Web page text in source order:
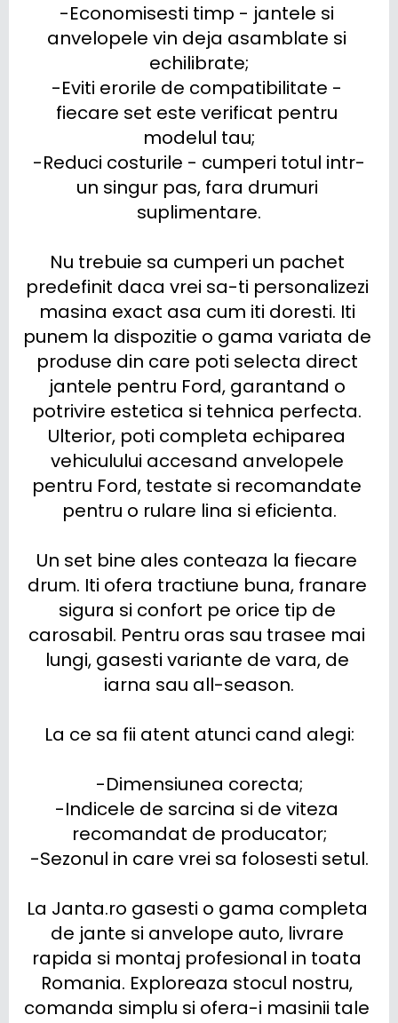
-Economisesti timp - jantele si
anvelopele vin deja asamblate si
echilibrate;
-Eviti erorile de compatibilitate -
fiecare set este verificat pentru
modelul tau;
-Reduci costurile - cumperi totul intr-
un singur pas, fara drumuri
suplimentare.
Nu trebuie sa cumperi un pachet
predefinit daca vrei sa-ti personalizezi
masina exact asa cum iti doresti. Iti
punem la dispozitie o gama variata de
produse din care poti selecta direct
jantele pentru Ford, garantand o
potrivire estetica si tehnica perfecta.
Ulterior, poti completa echiparea
vehiculului accesand anvelopele
pentru Ford, testate si recomandate
pentru o rulare lina si eficienta.
Un set bine ales conteaza la fiecare
drum. Iti ofera tractiune buna, franare
sigura si confort pe orice tip de
carosabil. Pentru oras sau trasee mai
lungi, gasesti variante de vara, de
iarna sau all-season.
La ce sa fii atent atunci cand alegi:
-Dimensiunea corecta;
-Indicele de sarcina si de viteza
recomandat de producator;
-Sezonul in care vrei sa folosesti setul.
La Janta.ro gasesti o gama completa
de jante si anvelope auto, livrare
rapida si montaj profesional in toata
Romania. Exploreaza stocul nostru,
comanda simplu si ofera-i masinii tale